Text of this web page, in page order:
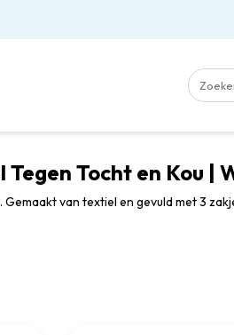
Tocht en Kou |
van textiel en gevuld met 3